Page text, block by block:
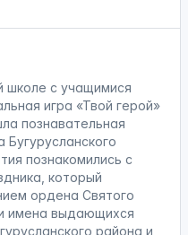
школе с учащимися
игра «Твой герой»
познавательная
познакомились с
который
ордена Святого
имена выдающихся
района и